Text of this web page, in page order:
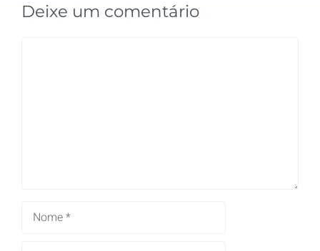
Deixe um comentário